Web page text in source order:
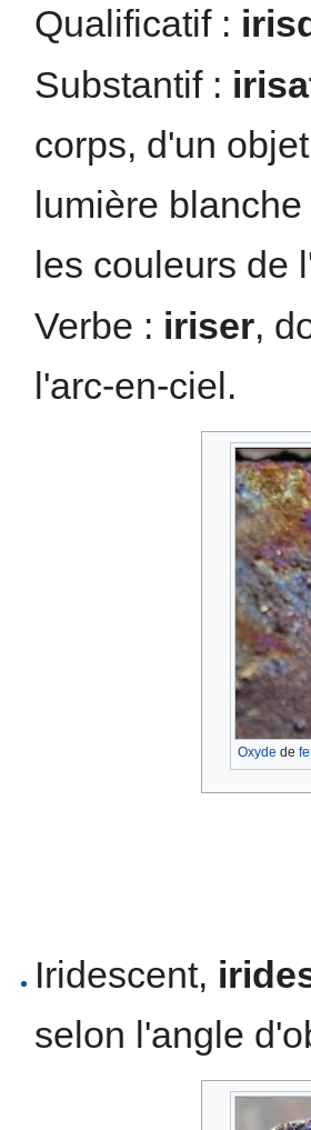
Qualificatif :
Substantif :
corps, d'un
lumière
les couleurs de
Verbe : iriser,
l'arc-en-ciel.
Oxyde de
Iridescent,
selon l'angle